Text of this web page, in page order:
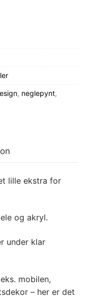
, neglepynt,
lille ekstra for
og akryl.
under klar
mobilen,
– her er det